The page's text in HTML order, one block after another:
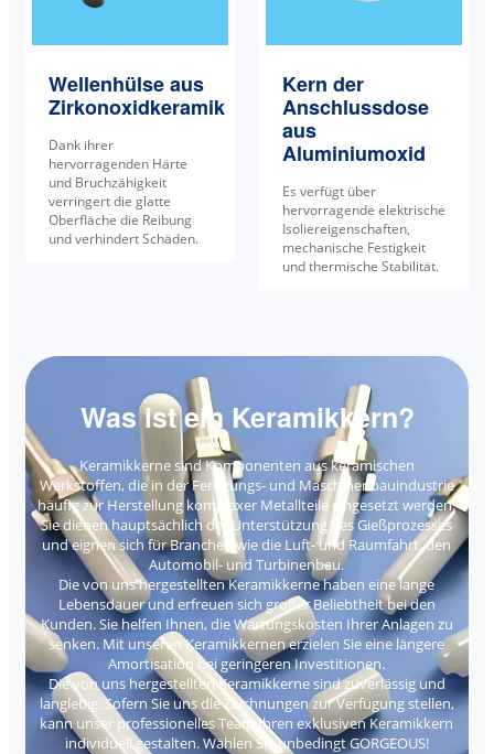
Wellenhülse aus
Zirkonoxidkeramik
Dank ihrer
hervorragenden Härte
und Bruchzähigkeit
verringert die glatte
Oberfläche die Reibung
und verhindert Schäden.
Kern der
Anschlussdose
aus
Aluminiumoxid
Es verfügt über
hervorragende elektrische
Isoliereigenschaften,
mechanische Festigkeit
und thermische Stabilität.
Was ist ein Keramikkern?
Keramikkerne sind Komponenten aus keramischen
Werkstoffen, die in der Fertigungs- und Maschinenbauindustrie
häufig zur Herstellung komplexer Metallteile eingesetzt werden.
Sie dienen hauptsächlich der Unterstützung des Gießprozesses
und eignen sich für Branchen wie die Luft- und Raumfahrt, den
Automobil- und Turbinenbau.
Die von uns hergestellten Keramikkerne haben eine lange
Lebensdauer und erfreuen sich großer Beliebtheit bei den
Kunden. Sie helfen Ihnen, die Wartungskosten Ihrer Anlagen zu
senken. Mit unseren Keramikkernen erzielen Sie eine längere
Amortisation bei geringeren Investitionen.
Die von uns hergestellten Keramikkerne sind zuverlässig und
langlebig. Sofern Sie uns die Zeichnungen zur Verfügung stellen,
kann unser professionelles Team Ihren exklusiven Keramikkern
individuell gestalten. Wählen Sie unbedingt GORGEOUS!